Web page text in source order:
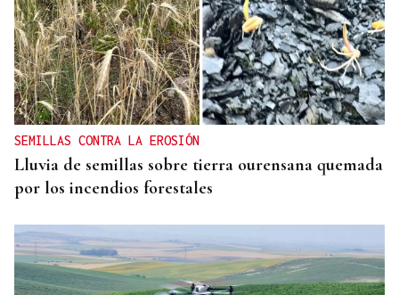
SEMILLAS CONTRA LA EROSIÓN
Lluvia de semillas sobre tierra ourensana quemada
por los incendios forestales